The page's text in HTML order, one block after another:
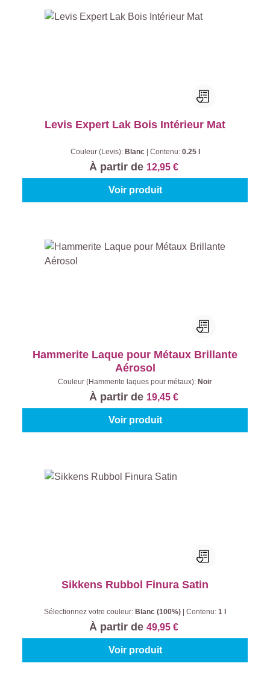
Levis Expert Lak Bois Intérieur Mat
Couleur (Levis): Blanc Contenu: 0.25 l
À partir de 12,95 €
Voir produit
Hammerite Laque pour Métaux Brillante
Aérosol
Couleur (Hammerite laques pour métaux): Noir
À partir de 19,45 €
Voir produit
Sikkens Rubbol Finura Satin
Sélectionnez votre couleur: Blanc (100%) Contenu: 1 l
À partir de 49,95 €
Voir produit